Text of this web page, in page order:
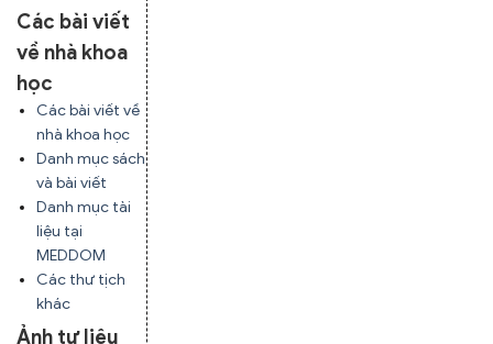
Các bài viết
về nhà khoa
học
Các bài viết về
nhà khoa học
Danh mục sách
và bài viết
Danh mục tài
liệu tại
MEDDOM
Các thư tịch
khác
Ảnh tư liệu